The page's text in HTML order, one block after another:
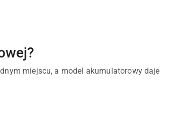
miejscu, a model akumulatorowy daje